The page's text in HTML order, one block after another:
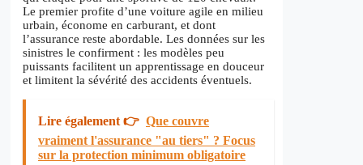
Le premier profite d’une voiture agile en milieu
urbain, économe en carburant, et dont
l’assurance reste abordable. Les données sur les
sinistres le confirment : les modèles peu
puissants facilitent un apprentissage en douceur
et limitent la sévérité des accidents éventuels.
Lire également 👉 Que couvre
vraiment l'assurance "au tiers" ? Focus
sur la protection minimum obligatoire